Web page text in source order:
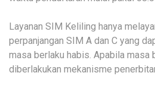
Layanan SIM Keliling hanya
perpanjangan SIM A dan C yang
masa berlaku habis. Apabila masa
diberlakukan mekanisme